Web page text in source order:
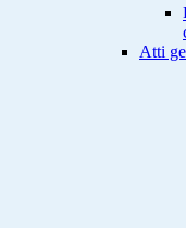
Atti